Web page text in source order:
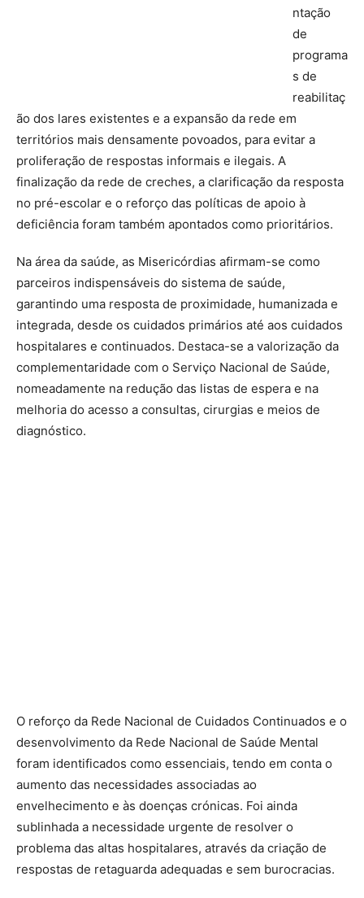
ntação
de
programa
s de
reabilitaç
ão dos lares existentes e a expansão da rede em
territórios mais densamente povoados, para evitar a
proliferação de respostas informais e ilegais. A
finalização da rede de creches, a clarificação da resposta
no pré-escolar e o reforço das políticas de apoio à
deficiência foram também apontados como prioritários.
Na área da saúde, as Misericórdias afirmam-se como
parceiros indispensáveis do sistema de saúde,
garantindo uma resposta de proximidade, humanizada e
integrada, desde os cuidados primários até aos cuidados
hospitalares e continuados. Destaca-se a valorização da
complementaridade com o Serviço Nacional de Saúde,
nomeadamente na redução das listas de espera e na
melhoria do acesso a consultas, cirurgias e meios de
diagnóstico.
O reforço da Rede Nacional de Cuidados Continuados e o
desenvolvimento da Rede Nacional de Saúde Mental
foram identificados como essenciais, tendo em conta o
aumento das necessidades associadas ao
envelhecimento e às doenças crónicas. Foi ainda
sublinhada a necessidade urgente de resolver o
problema das altas hospitalares, através da criação de
respostas de retaguarda adequadas e sem burocracias.